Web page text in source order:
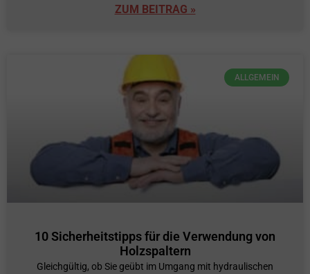
ZUM BEITRAG »
ALLGEMEIN
10 Sicherheitstipps für die Verwendung von
Holzspaltern
Gleichgültig, ob Sie geübt im Umgang mit hydraulischen